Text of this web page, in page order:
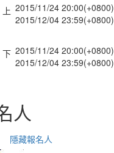
2015/11/24 20:00(+0800)
2015/12/04 23:59(+0800)
下 2015/11/24 20:00(+0800)
2015/12/04 23:59(+0800)
人
隱藏報名人